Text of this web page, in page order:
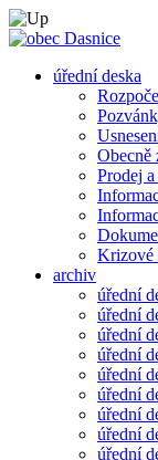
úřední deska
Obecně
Prodej
Krizové
archiv
úřední
úřední
úřední
úřední
úřední
úřední
úřední
úřední
úřední